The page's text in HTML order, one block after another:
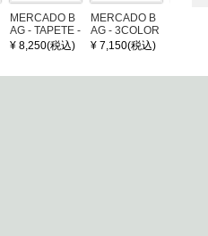
MERCADO B
AG - TAPETE -
Black (S)
¥ 8,250(税込)
MERCADO B
AG - 3COLOR
S CHECK - Bl
¥ 7,150(税込)